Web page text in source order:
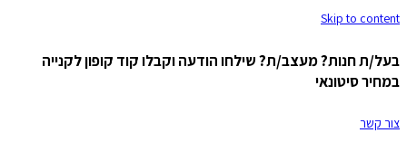
Skip to content
בעל/ת חנות? מעצב/ת? שילחו הודעה וקבלו קוד קופון לקנייה
במחיר סיטונאי
צור קשר